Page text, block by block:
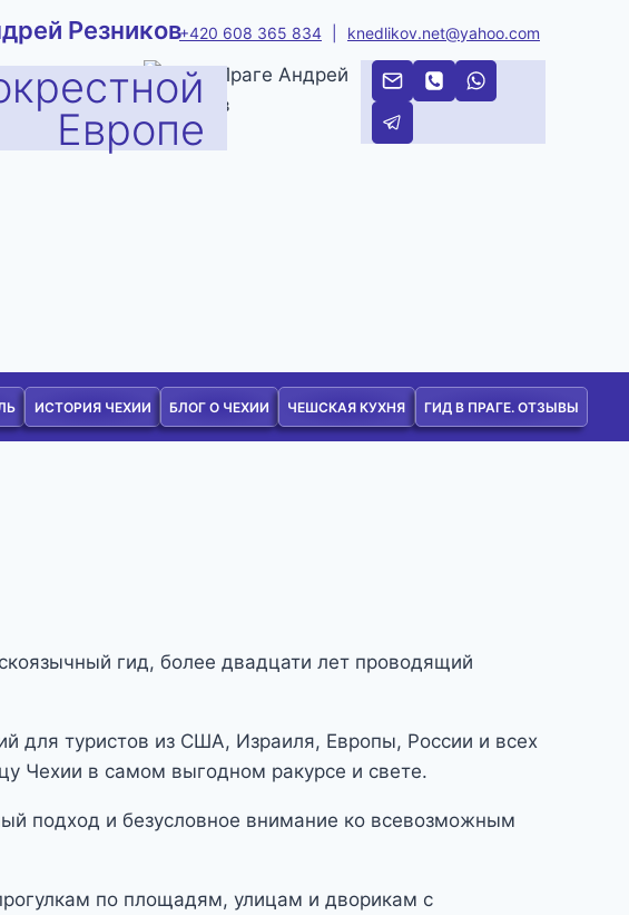
+420 608 365 834 knedlikov.net@yahoo.com
Резников
Европе
ИСТОРИЯ ЧЕХИИ БЛОГ О ЧЕХИИ ЧЕШСКАЯ КУХНЯ ГИД В ПРАГЕ. ОТЗЫВЫ
гид, более двадцати лет проводящий
для туристов из США, Израиля, Европы, России и всех
Чехии в самом выгодном ракурсе и свете.
подход и безусловное внимание ко всевозможным
по площадям, улицам и дворикам с